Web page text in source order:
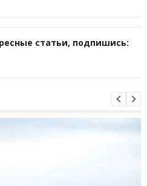
статьи, подпишись: